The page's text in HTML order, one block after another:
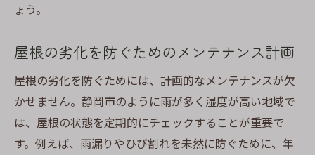
ょう。
屋根の劣化を防ぐためのメンテナンス計画
屋根の劣化を防ぐためには、計画的なメンテナンスが欠
かせません。静岡市のように雨が多く湿度が高い地域で
は、屋根の状態を定期的にチェックすることが重要で
す。例えば、雨漏りやひび割れを未然に防ぐために、年